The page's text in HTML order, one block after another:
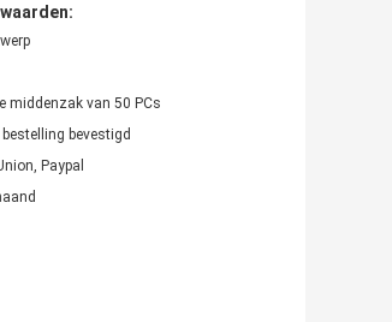
middenzak van 50 PCs
bevestigd
Paypal